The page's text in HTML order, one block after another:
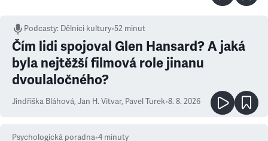
Podcasty: Dělníci kultury•52 minut
Čím lidi spojoval Glen Hansard? A jaká
byla nejtěžší filmová role jinanu
dvoulaločného?
Jindřiška Bláhová, Jan H. Vitvar, Pavel Turek•8. 8. 2026
Psychologická poradna•4 minuty